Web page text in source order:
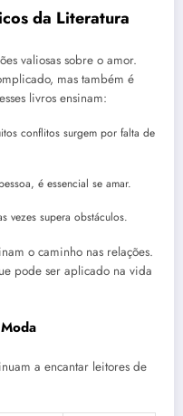
da Literatura
valiosas sobre o amor.
mas também é
livros ensinam:
conflitos surgem por falta de
é essencial se amar.
vezes supera obstáculos.
o caminho nas relações.
pode ser aplicado na vida
a encantar leitores de